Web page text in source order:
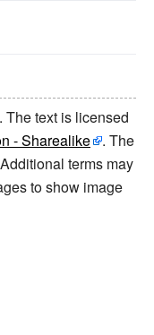
. The text is licensed
- Sharealike
. The
terms may
to show image